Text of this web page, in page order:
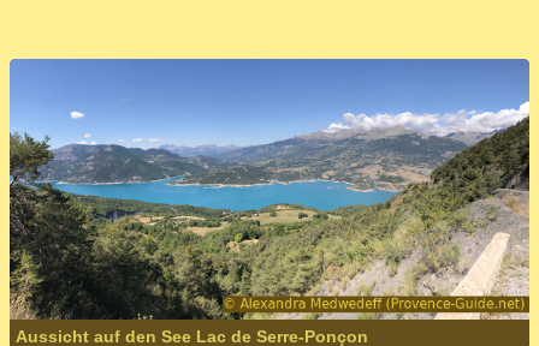
Aussicht auf den See Lac de Serre-Ponçon